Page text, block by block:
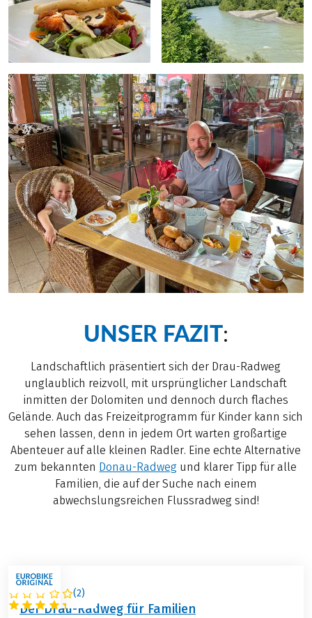
UNSER FAZIT:
Landschaftlich präsentiert sich der Drau-Radweg
unglaublich reizvoll, mit ursprünglicher Landschaft
inmitten der Dolomiten und dennoch durch flaches
Gelände. Auch das Freizeitprogramm für Kinder kann sich
sehen lassen, denn in jedem Ort warten großartige
Abenteuer auf alle kleinen Radler. Eine echte Alternative
zum bekannten Donau-Radweg und klarer Tipp für alle
Familien, die auf der Suche nach einem
abwechslungsreichen Flussradweg sind!
(2)
ÖSTERREICH
Der Drau-Radweg für Familien